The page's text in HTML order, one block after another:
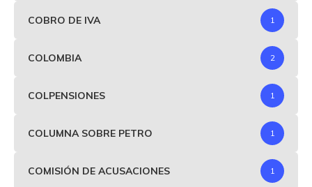
COBRO DE IVA 1
COLOMBIA 2
COLPENSIONES 1
COLUMNA SOBRE PETRO 1
COMISIÓN DE ACUSACIONES 1